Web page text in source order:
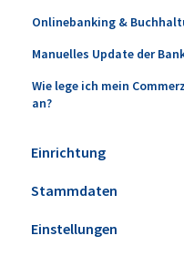
Onlinebanking &
Manuelles Update der
Wie lege ich mein
an?
Einrichtung
Installation
Erweiterungen
Stammdaten
Artikel
Einstellungen